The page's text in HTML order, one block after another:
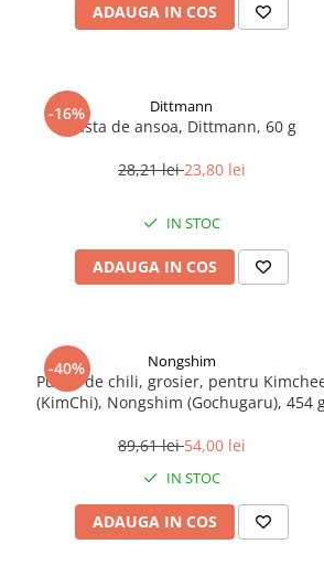
ADAUGA IN COS
-16% Dittmann
Pasta de ansoa, Dittmann, 60 g
28,21 lei23,80 lei
IN STOC
ADAUGA IN COS
-40% Nongshim
Pudra de chili, grosier, pentru
(KimChi), Nongshim (Gochugaru), 454
89,61 lei54,00 lei
IN STOC
ADAUGA IN COS